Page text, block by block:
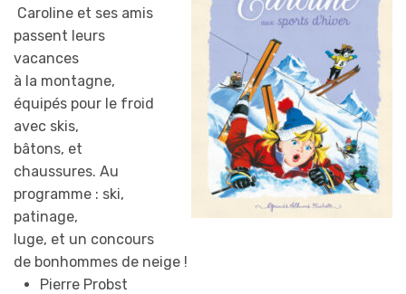
Caroline et ses amis
passent leurs
vacances
à la montagne,
équipés pour le froid
avec skis,
bâtons, et
chaussures. Au
programme : ski,
patinage,
luge, et un concours
de bonhommes de neige !
Pierre Probst